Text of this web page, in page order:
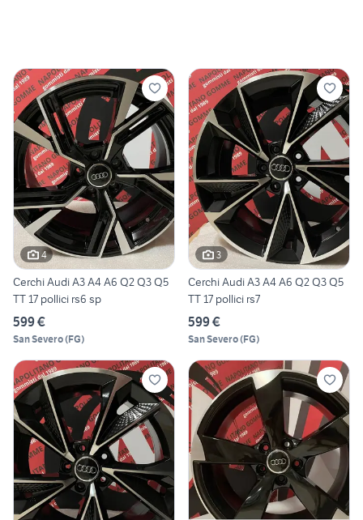
4
Cerchi Audi A3 A4 A6 Q2 Q3 Q5
TT 17 pollici rs6 sp
599 €
San Severo(FG)
3
Cerchi Audi A3 A4 A6 Q2 Q3 Q5
TT 17 pollici rs7
599 €
San Severo(FG)